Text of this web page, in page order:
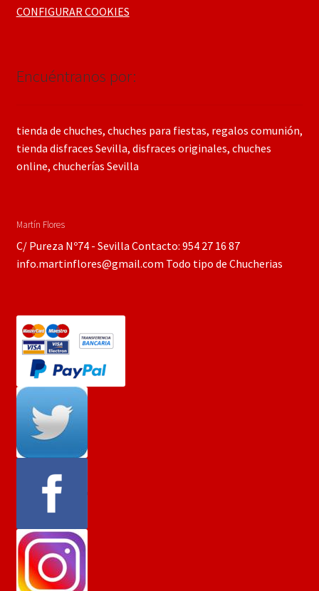
CONFIGURAR COOKIES
Encuéntranos por:
tienda de chuches, chuches para fiestas, regalos comunión,
tienda disfraces Sevilla, disfraces originales, chuches
online, chucherías Sevilla
Martín Flores
C/ Pureza Nº74 - Sevilla Contacto: 954 27 16 87
info.martinflores@gmail.com Todo tipo de Chucherias